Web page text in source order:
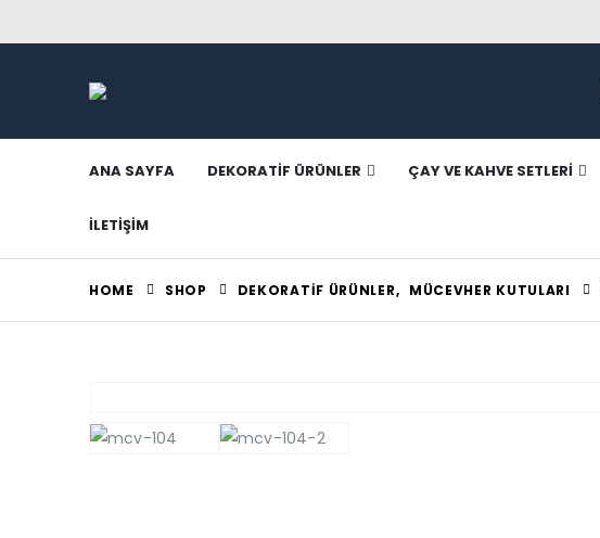
ANA SAYFA DEKORATIF ÜRÜNLER ÇAY VE KAHVE SETLERI
İLETIŞIM
HOME SHOP DEKORATIF ÜRÜNLER, MÜCEVHER KUTULARI